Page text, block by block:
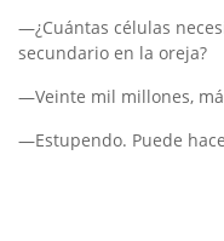
—¿Cuántas células
secundario en la oreja?
—Veinte mil millones,
—Estupendo. Puede